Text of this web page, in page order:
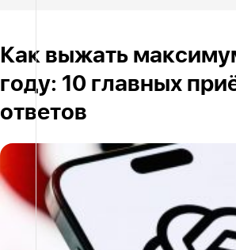
Как выжать
году: 10 главных
ответов